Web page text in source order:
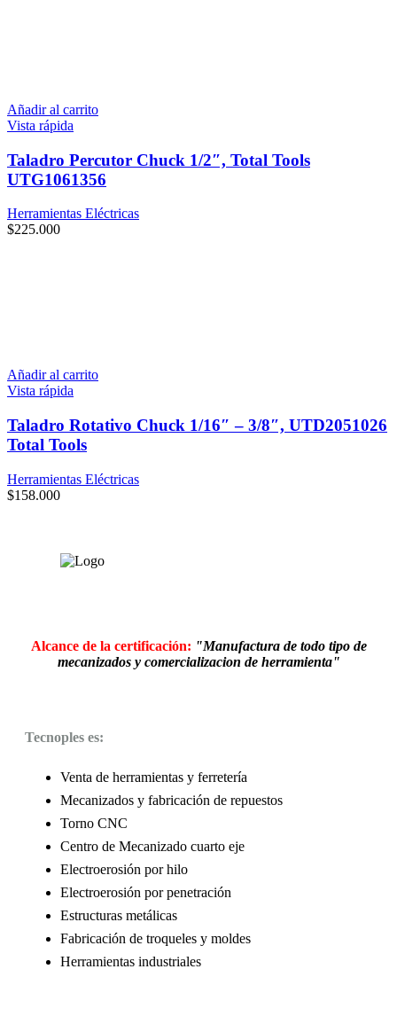
Añadir al carrito
Vista rápida
Taladro Percutor Chuck 1/2″, Total Tools
UTG1061356
Herramientas Eléctricas
$225.000
Añadir al carrito
Vista rápida
Taladro Rotativo Chuck 1/16″ – 3/8″, UTD2051026
Total Tools
Herramientas Eléctricas
$158.000
Alcance de la certificación: "Manufactura de todo tipo de
mecanizados y comercializacion de herramienta"
Tecnoples es:
Venta de herramientas y ferretería
Mecanizados y fabricación de repuestos
Torno CNC
Centro de Mecanizado cuarto eje
Electroerosión por hilo
Electroerosión por penetración
Estructuras metálicas
Fabricación de troqueles y moldes
Herramientas industriales